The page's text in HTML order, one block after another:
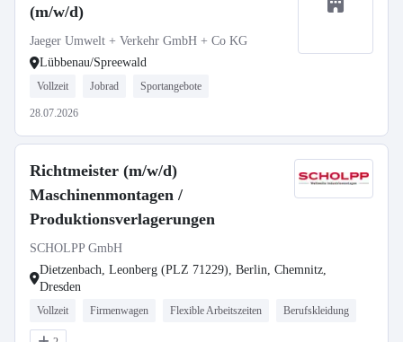
(m/w/d)
Jaeger Umwelt + Verkehr GmbH + Co KG
Lübbenau/Spreewald
Vollzeit Jobrad Sportangebote
28.07.2026
Richtmeister (m/w/d)
Maschinenmontagen /
Produktionsverlagerungen
SCHOLPP GmbH
Dietzenbach, Leonberg (PLZ 71229), Berlin, Chemnitz,
Dresden
Vollzeit Firmenwagen Flexible Arbeitszeiten Berufskleidung